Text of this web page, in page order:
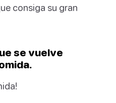
consiga su gran
se vuelve